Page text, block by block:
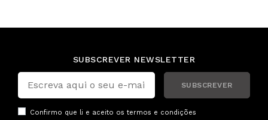
SUBSCREVER NEWSLETTER
SUBSCREVER
Confirmo que li e aceito os termos e condições